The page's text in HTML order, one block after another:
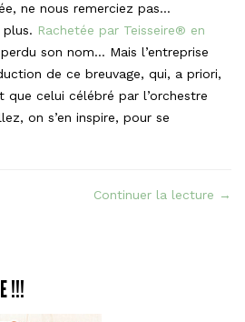
ne nous remerciez pas…
plus. Rachetée par Teisseire® en
son nom… Mais l’entreprise
de ce breuvage, qui, a priori,
celui célébré par l’orchestre
on s’en inspire, pour se
Continuer la lecture « Le
→
!!!